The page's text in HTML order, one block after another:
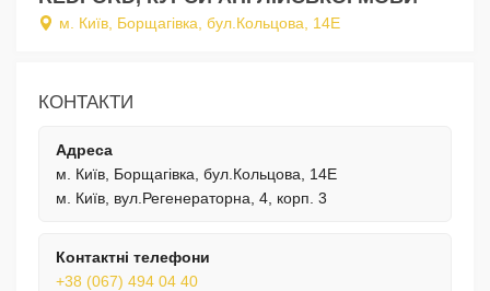
м. Київ, Борщагівка, бул.Кольцова, 14Е
КОНТАКТИ
Адреса
м. Київ, Борщагівка, бул.Кольцова, 14Е
м. Київ, вул.Регенераторна, 4, корп. 3
Контактні телефони
+38 (067) 494 04 40